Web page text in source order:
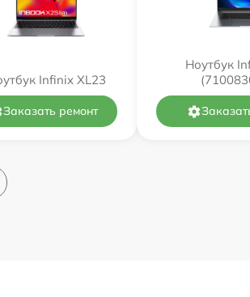
Infinix XL23
Заказать ремонт
Ноутбук